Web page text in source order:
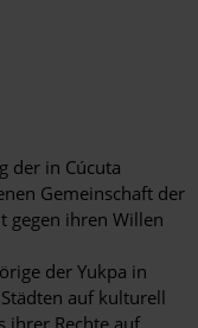
der in Cúcuta
Gemeinschaft der
gegen ihren Willen
der Yukpa in
auf kulturell